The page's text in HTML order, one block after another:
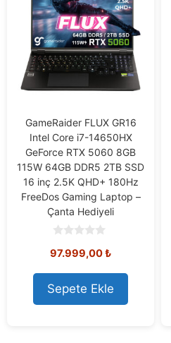
GameRaider FLUX GR16
Intel Core i7-14650HX
GeForce RTX 5060 8GB
115W 64GB DDR5 2TB SSD
16 inç 2.5K QHD+ 180Hz
FreeDos Gaming Laptop –
Çanta Hediyeli
o
t
o
f
5
97.999,00₺
Sepete Ekle